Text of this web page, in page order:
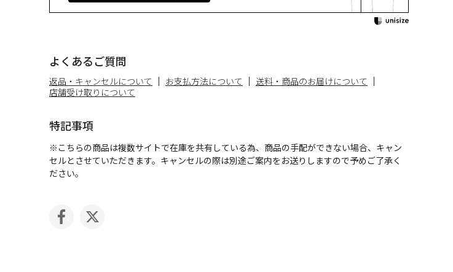
よくあるご質問
返品・キャンセルについて お支払方法について
送料・商品のお届けについて
店舗受け取りについて
特記事項
※こちらの商品は複数サイトで在庫を共有している為、商品の手配ができない場合、キャン
セルとさせていただきます。キャンセルの際は別途ご案内をお送りしますので予めご了承く
ださい。